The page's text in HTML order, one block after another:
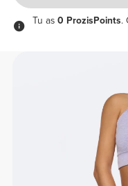
Tu as 0 ProzisPoints.